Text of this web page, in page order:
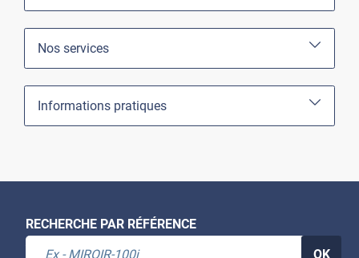
Nos services
Informations pratiques
RECHERCHE PAR RÉFÉRENCE
OK